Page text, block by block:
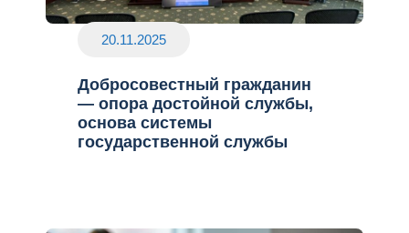
20.11.2025
Добросовестный гражданин
— опора достойной службы,
основа системы
государственной службы